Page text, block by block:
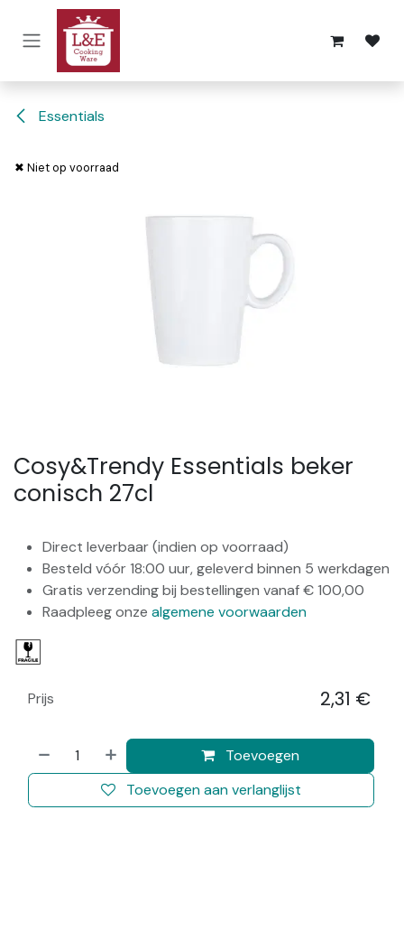
Overslaan naar inhoud
Essentials
✖ Niet op voorraad
Cosy&Trendy Essentials beker
conisch 27cl
Direct leverbaar (indien op voorraad)
Besteld vóór 18:00 uur, geleverd binnen 5 werkdagen
Gratis verzending bij bestellingen vanaf € 100,00
Raadpleeg onze algemene voorwaarden
Toevoegen
Toevoegen aan verlanglijst
Prijs 2,31 €